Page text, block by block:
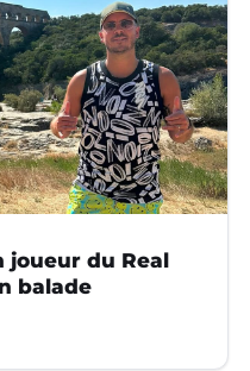
joueur du Real
balade